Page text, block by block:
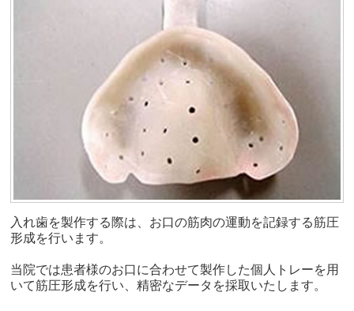
入れ歯を製作する際は、お口の筋肉の運動を記録する筋圧
形成を行います。
当院では患者様のお口に合わせて製作した個人トレーを用
いて筋圧形成を行い、精密なデータを採取いたします。